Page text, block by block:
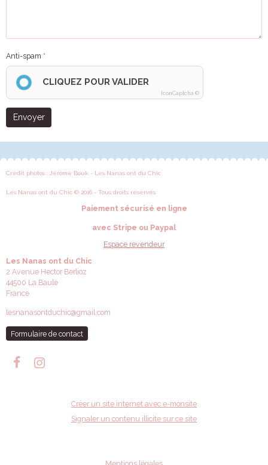
Anti-spam
CLIQUEZ POUR VALIDER
IconCaptcha ©
Envoyer
Crédit photos : Jérôme Bouk - Les Nanas ont du Chic
Les Nanas ont du Chic © 2016 - Tous droits réservés
Paiement sécurisé en ligne
avec Stripe ou Paypal
Espace revendeur
Les Nanas ont du Chic
2 Avenue Hector Berlioz
44500 La Baule
France
lesnanasontduchic@gmail.com
Formulaire de contact
Créer un site internet avec e-monsite
Signaler un contenu illicite sur ce site